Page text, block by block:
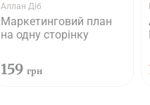
Аллан Діб
Маркетинговий план
на одну сторінку
159 грн